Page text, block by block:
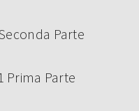
Parte
Prima Parte